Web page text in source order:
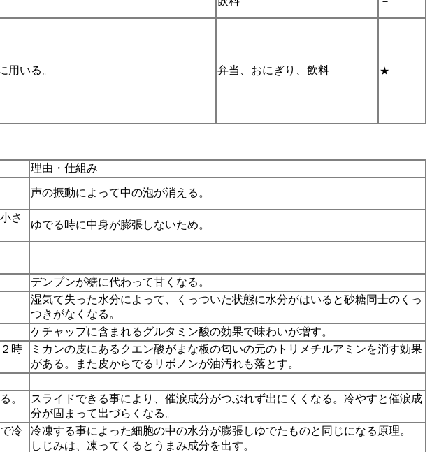
用いる。 弁当、おにぎり、飲料 ★
理由・仕組み
声の振動によって中の泡が消える。
さ
ゆでる時に中身が膨張しないため。
デンプンが糖に代わって甘くなる。
湿気て失った水分によって、くっついた状態に水分がはいると砂糖同士のくっ
つきがなくなる。
ケチャップに含まれるグルタミン酸の効果で味わいが増す。
時
ミカンの皮にあるクエン酸がまな板の匂いの元のトリメチルアミンを消す効果
がある。また皮からでるリボノンが油汚れも落とす。
。
スライドできる事により、催涙成分がつぶれず出にくくなる。冷やすと催涙成
分が固まって出づらくなる。
冷
冷凍する事によった細胞の中の水分が膨張しゆでたものと同じになる原理。
しじみは、凍ってくるとうまみ成分を出す。